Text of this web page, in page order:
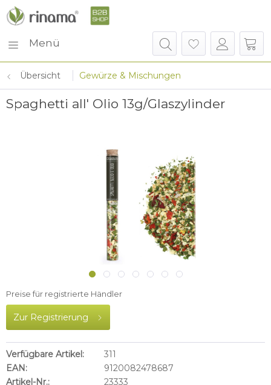
Menü
Übersicht Gewürze & Mischungen
Spaghetti all' Olio 13g/Glaszylinder
Preise für registrierte Händler
Zur Registrierung
Verfügbare Artikel:
311
EAN:
9120082478687
Artikel-Nr.:
23333